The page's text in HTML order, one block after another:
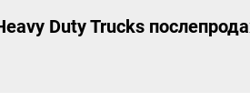
Duty Trucks